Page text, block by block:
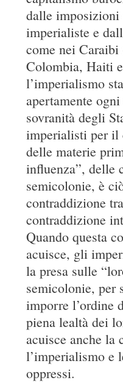
dalle
imperialiste e
come nei Caraibi
Colombia, Haiti
l’imperialismo
apertamente
sovranità degli
imperialisti per il
delle materie
influenza”, delle
semicolonie, è
contraddizione
contraddizione
Quando questa
acuisce, gli
la presa sulle
semicolonie, per
imporre l’ordine
piena lealtà dei
acuisce anche la
l’imperialismo e
oppressi.